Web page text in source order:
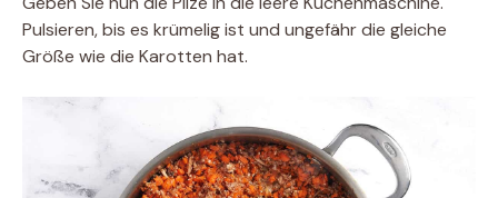
Pulsieren, bis es krümelig ist und ungefähr die gleiche
Größe wie die Karotten hat.